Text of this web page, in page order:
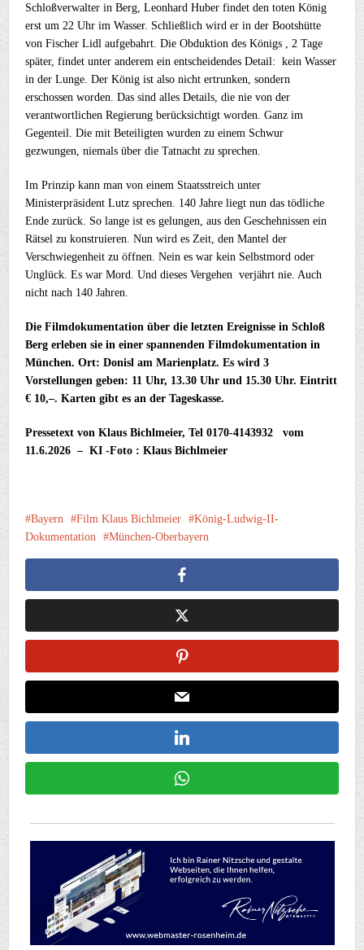
Schloßverwalter in Berg, Leonhard Huber findet den toten König
erst um 22 Uhr im Wasser. Schließlich wird er in der Bootshütte
von Fischer Lidl aufgebahrt. Die Obduktion des Königs , 2 Tage
später, findet unter anderem ein entscheidendes Detail: kein Wasser
in der Lunge. Der König ist also nicht ertrunken, sondern
erschossen worden. Das sind alles Details, die nie von der
verantwortlichen Regierung berücksichtigt worden. Ganz im
Gegenteil. Die mit Beteiligten wurden zu einem Schwur
gezwungen, niemals über die Tatnacht zu sprechen.
Im Prinzip kann man von einem Staatsstreich unter
Ministerpräsident Lutz sprechen. 140 Jahre liegt nun das tödliche
Ende zurück. So lange ist es gelungen, aus den Geschehnissen ein
Rätsel zu konstruieren. Nun wird es Zeit, den Mantel der
Verschwiegenheit zu öffnen. Nein es war kein Selbstmord oder
Unglück. Es war Mord. Und dieses Vergehen verjährt nie. Auch
nicht nach 140 Jahren.
Die Filmdokumentation über die letzten Ereignisse in Schloß
Berg erleben sie in einer spannenden Filmdokumentation in
München. Ort: Donisl am Marienplatz. Es wird 3
Vorstellungen geben: 11 Uhr, 13.30 Uhr und 15.30 Uhr. Eintritt
€ 10,–. Karten gibt es an der Tageskasse.
Pressetext von Klaus Bichlmeier, Tel 0170-4143932 vom
11.6.2026 – KI -Foto : Klaus Bichlmeier
Bayern Film Klaus Bichlmeier
König-Ludwig-II-
Dokumentation
München-Oberbayern